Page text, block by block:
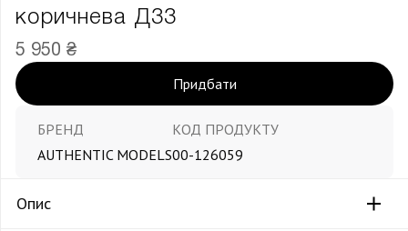
коричнева Д33
5 950 ₴
Придбати
БРЕНД
AUTHENTIC MODELS
КОД ПРОДУКТУ
00-126059
Опис